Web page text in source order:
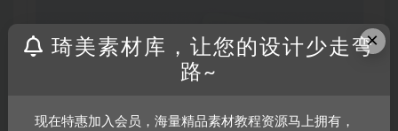
×
琦美素材库，让您的设计少走弯
路~
现在特惠加入会员，海量精品素材教程资源马上拥有，